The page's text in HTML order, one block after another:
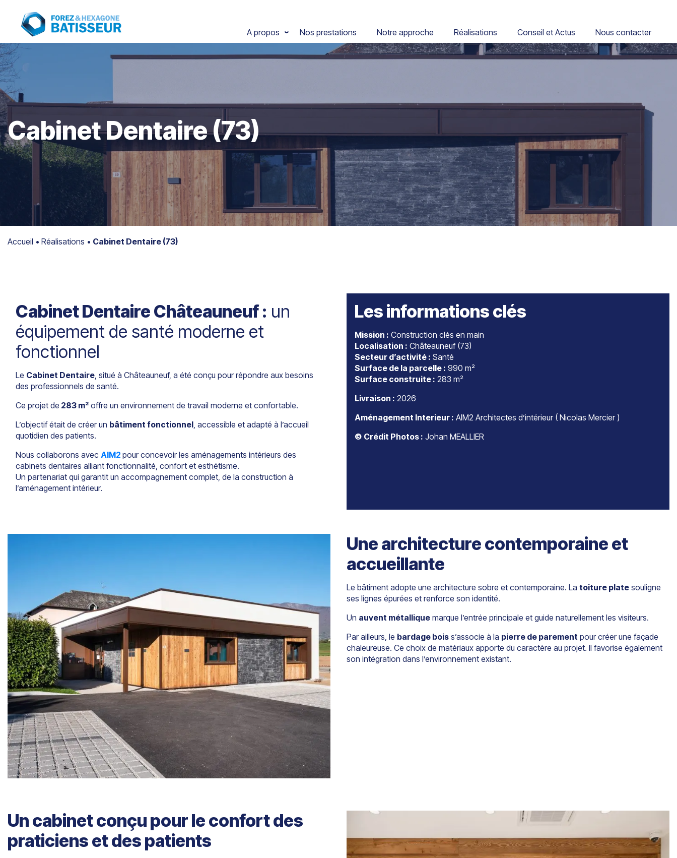
A propos Nos prestations Notre approche Réalisations Conseil et Actus Nous contacter
Cabinet Dentaire (73)
Accueil • Réalisations • Cabinet Dentaire (73)
Cabinet Dentaire Châteauneuf : un
équipement de santé moderne et
fonctionnel
Le Cabinet Dentaire, situé à Châteauneuf, a été conçu pour répondre aux besoins
des professionnels de santé.
Ce projet de 283 m² offre un environnement de travail moderne et confortable.
L’objectif était de créer un bâtiment fonctionnel, accessible et adapté à l’accueil
quotidien des patients.
Nous collaborons avec AIM2 pour concevoir les aménagements intérieurs des
cabinets dentaires alliant fonctionnalité, confort et esthétisme.
Un partenariat qui garantit un accompagnement complet, de la construction à
l’aménagement intérieur.
Les informations clés
Mission : Construction clés en main
Localisation : Châteauneuf (73)
Secteur d’activité : Santé
Surface de la parcelle : 990 m²
Surface construite : 283 m²
Livraison : 2026
Aménagement Interieur : AIM2 Architectes d’intérieur( Nicolas Mercier )
© Crédit Photos : Johan MEALLIER
Une architecture contemporaine et
accueillante
Le bâtiment adopte une architecture sobre et contemporaine. La toiture plate souligne
ses lignes épurées et renforce son identité.
Un auvent métallique marque l’entrée principale et guide naturellement les visiteurs.
Par ailleurs, le bardage bois s’associe à la pierre de parement pour créer une façade
chaleureuse. Ce choix de matériaux apporte du caractère au projet. Il favorise également
son intégration dans l’environnement existant.
Un cabinet conçu pour le confort des
praticiens et des patients